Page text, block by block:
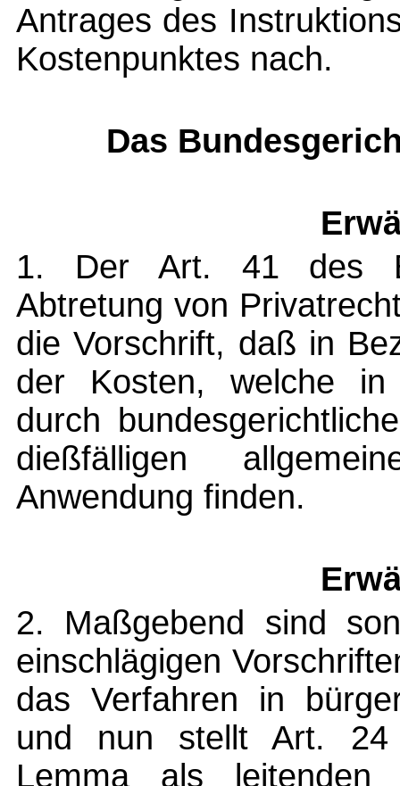
Antrages des
Kostenpunktes nach.
Das
1. Der Art. 41 des
Abtretung von
die Vorschrift, daß in
der Kosten, welche in
durch
dießfälligen
Anwendung finden.
2. Maßgebend sind
einschlägigen
das Verfahren in
und nun stellt Art.
Lemma als